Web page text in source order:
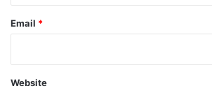
Email *
Website